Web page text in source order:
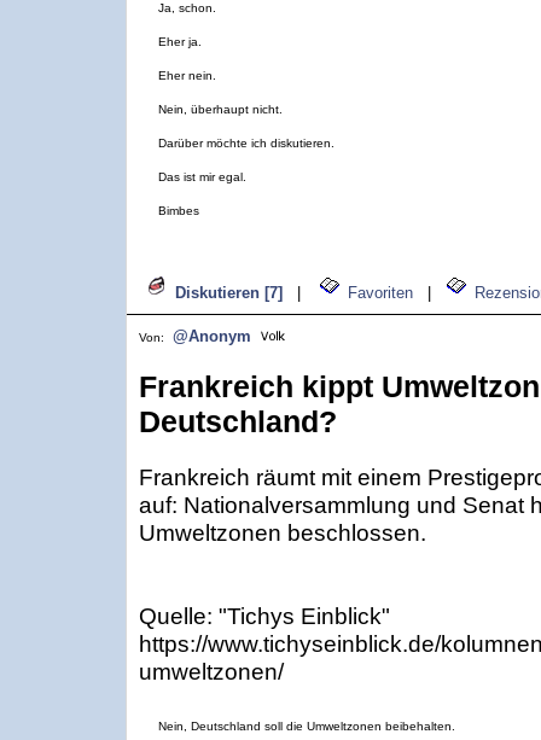
Ja, schon.
Eher ja.
Eher nein.
Nein, überhaupt nicht.
Darüber möchte ich diskutieren.
Das ist mir egal.
Bimbes
Diskutieren [7] Favoriten
Von: @Anonym
Frankreich kippt
Deutschland?
Frankreich räumt mit einem
auf: Nationalversammlung und Senat
Umweltzonen beschlossen.
Quelle: "Tichys Einblick"
https://www.tichyseinblick.de/
umweltzonen/
Nein, Deutschland soll die Umweltzonen beibehalten.